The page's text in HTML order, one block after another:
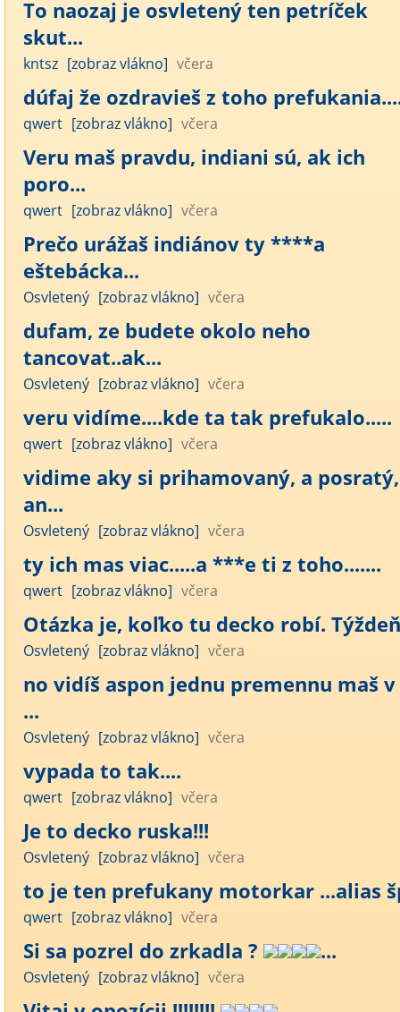
To naozaj je osvletený ten petríček
skut...
kntsz [zobraz vlákno] včera
dúfaj že ozdravieš z toho
qwert [zobraz vlákno] včera
Veru maš pravdu, indiani sú, ak ich
poro...
qwert [zobraz vlákno] včera
Prečo urážaš indiánov ty ****a
eštebácka...
Osvletený [zobraz vlákno] včera
dufam, ze budete okolo neho
tancovat..ak...
Osvletený [zobraz vlákno] včera
veru vidíme....kde ta tak prefukalo.....
qwert [zobraz vlákno] včera
vidime aky si prihamovaný, a posratý,
an...
Osvletený [zobraz vlákno] včera
ty ich mas viac.....a ***e ti z toho.......
qwert [zobraz vlákno] včera
Otázka je, koľko tu decko robí.
Osvletený [zobraz vlákno] včera
no vidíš aspon jednu premennu maš
...
Osvletený [zobraz vlákno] včera
vypada to tak....
qwert [zobraz vlákno] včera
Je to decko ruska!!!
Osvletený [zobraz vlákno] včera
to je ten prefukany motorkar ...alias
qwert [zobraz vlákno] včera
Si sa pozrel do zrkadla ? ...
Osvletený [zobraz vlákno] včera